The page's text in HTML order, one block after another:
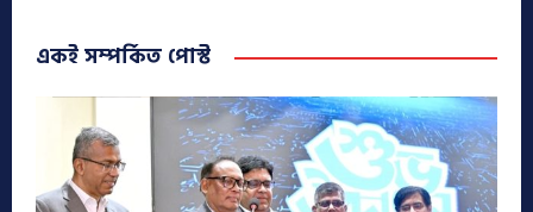
একই সম্পর্কিত পোস্ট